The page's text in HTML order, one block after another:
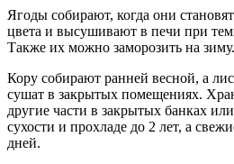
Ягоды собирают, когда они
цвета и высушивают в печи при
Также их можно заморозить на зиму.
Кору собирают ранней весной, а
сушат в закрытых помещениях.
другие части в закрытых банках
сухости и прохладе до 2 лет, а
дней.